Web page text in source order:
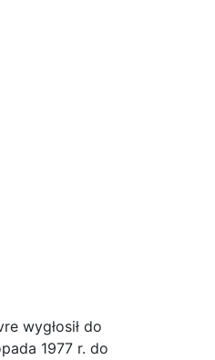
wygłosił do
1977 r. do